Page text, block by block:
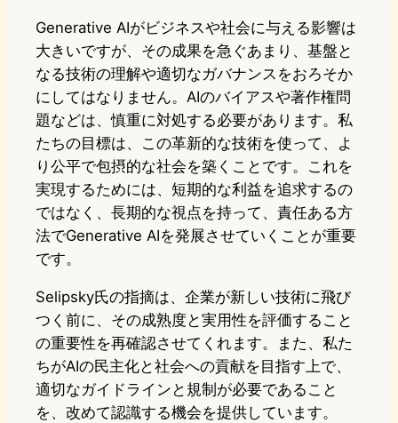
Generative AIがビジネスや社会に与える影響は
大きいですが、その成果を急ぐあまり、基盤と
なる技術の理解や適切なガバナンスをおろそか
にしてはなりません。AIのバイアスや著作権問
題などは、慎重に対処する必要があります。私
たちの目標は、この革新的な技術を使って、よ
り公平で包摂的な社会を築くことです。これを
実現するためには、短期的な利益を追求するの
ではなく、長期的な視点を持って、責任ある方
法でGenerative AIを発展させていくことが重要
です。
Selipsky氏の指摘は、企業が新しい技術に飛び
つく前に、その成熟度と実用性を評価すること
の重要性を再確認させてくれます。また、私た
ちがAIの民主化と社会への貢献を目指す上で、
適切なガイドラインと規制が必要であること
を、改めて認識する機会を提供しています。